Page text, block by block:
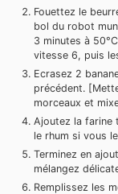
Fouettez le
bol du robot
3 minutes à
vitesse 6, puis
Ecrasez 2
précédent.
morceaux et
Ajoutez la farine
le rhum si vous
Terminez en
mélangez
Remplissez les